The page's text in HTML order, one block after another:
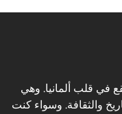
في قلب ألمانيا. وهي
والثقافة. وسواء كنت